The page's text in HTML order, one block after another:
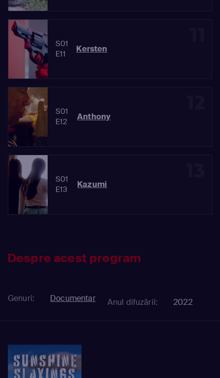
S01
E11
Kersten
S01
E12
Anthony
S01
E13
Kazumi
Despre acest program
Genuri: Documentar Anul difuzării: 2022